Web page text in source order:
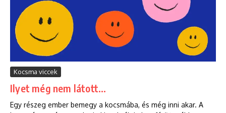
Kocsma viccek
Ilyet még nem látott…
Egy részeg ember bemegy a kocsmába, és még inni akar. A